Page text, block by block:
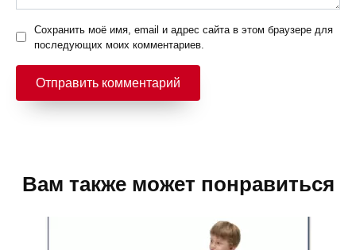
Сохранить моё имя, email и адрес сайта в этом браузере для
последующих моих комментариев.
Вам также может понравиться